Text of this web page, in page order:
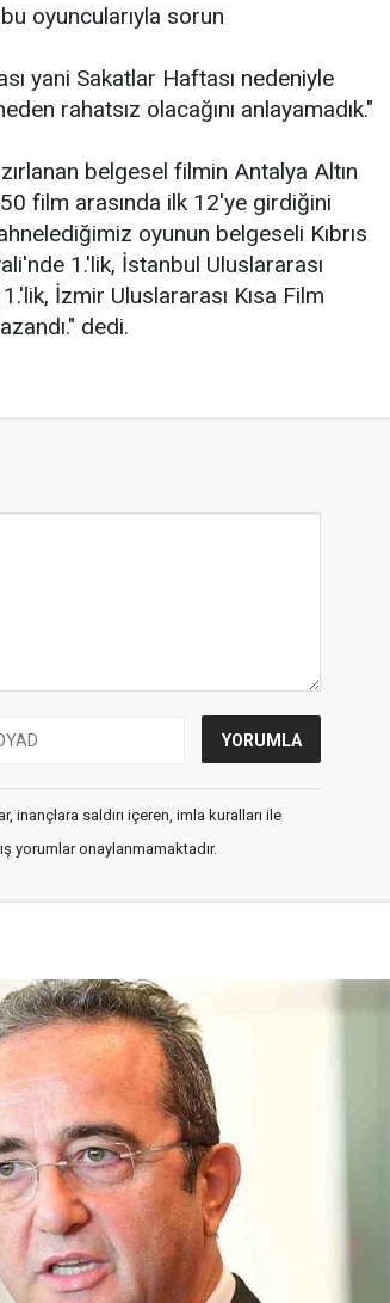
oyuncularıyla sorun
yani Sakatlar Haftası nedeniyle
rahatsız olacağını anlayamadık."
belgesel filmin Antalya Altın
film arasında ilk 12'ye girdiğini
oyunun belgeseli Kıbrıs
1.'lik, İstanbul Uluslararası
İzmir Uluslararası Kısa Film
dedi.
inançlara saldırı içeren, imla kuralları ile
yorumlar onaylanmamaktadır.